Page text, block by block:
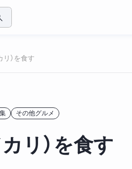
リ）を食す
その他グルメ
リ）を食す